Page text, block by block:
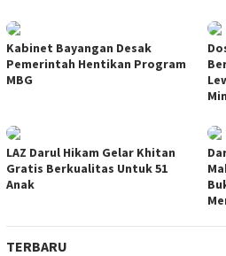
Kabinet Bayangan Desak
Pemerintah Hentikan Program
MBG
LAZ Darul Hikam Gelar Khitan
Gratis Berkualitas Untuk 51
Anak
TERBARU